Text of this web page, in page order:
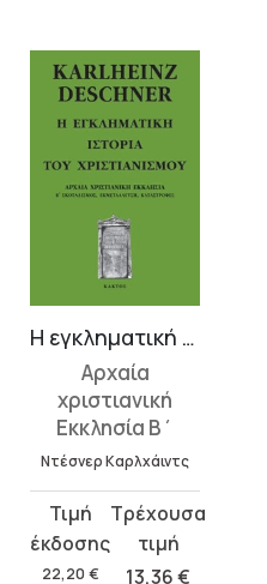
Η εγκληματική ιστορία του χριστιανισμού 4
Αρχαία
χριστιανική
Εκκλησία Β΄
Ντέσνερ Καρλχάιντς
22,20 €
Original
price
was:
13,36€
τρέχουσα
τιμή